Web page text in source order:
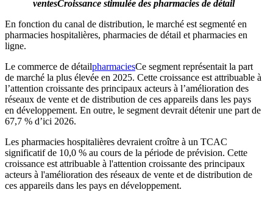
ventesCroissance stimulée des pharmacies de détail
En fonction du canal de distribution, le marché est segmenté en
pharmacies hospitalières, pharmacies de détail et pharmacies en
ligne.
Le commerce de détailpharmaciesCe segment représentait la part
de marché la plus élevée en 2025. Cette croissance est attribuable à
l’attention croissante des principaux acteurs à l’amélioration des
réseaux de vente et de distribution de ces appareils dans les pays
en développement. En outre, le segment devrait détenir une part de
67,7 % d’ici 2026.
Les pharmacies hospitalières devraient croître à un TCAC
significatif de 10,0 % au cours de la période de prévision. Cette
croissance est attribuable à l'attention croissante des principaux
acteurs à l'amélioration des réseaux de vente et de distribution de
ces appareils dans les pays en développement.